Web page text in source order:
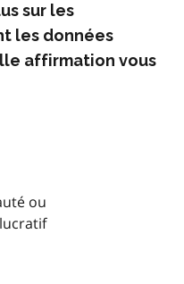
sur les
les données
affirmation vous
ou